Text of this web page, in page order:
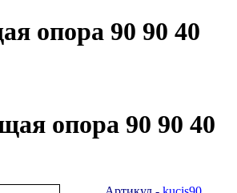
опора 90 90 40
опора 90 90 40